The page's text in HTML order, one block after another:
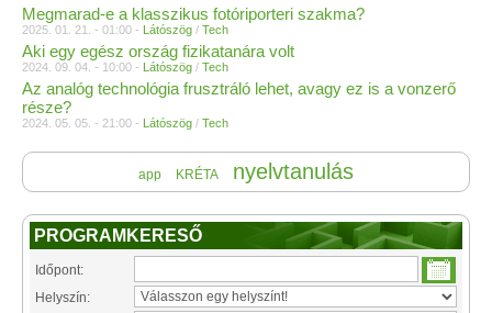
Megmarad-e a klasszikus fotóriporteri szakma?
2025. 01. 21. - 01:00 - Látószög / Tech
Aki egy egész ország fizikatanára volt
2024. 09. 04. - 10:00 - Látószög / Tech
Az analóg technológia frusztráló lehet, avagy ez is a vonzerő
része?
2024. 05. 05. - 21:00 - Látószög / Tech
app KRÉTA nyelvtanulás
PROGRAMKERESŐ
Időpont:
Helyszín: